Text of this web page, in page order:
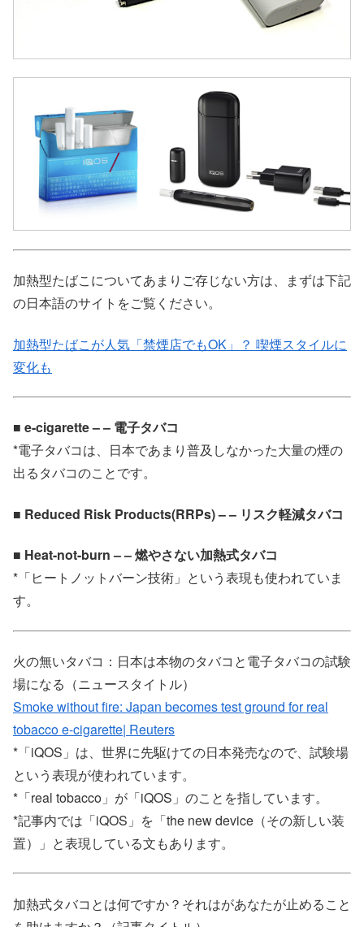
加熱型たばこについてあまりご存じない方は、まずは下記
の日本語のサイトをご覧ください。
加熱型たばこが人気「禁煙店でもOK」？ 喫煙スタイルに
変化も
■ e-cigarette – – 電子タバコ
*電子タバコは、日本であまり普及しなかった大量の煙の
出るタバコのことです。
■ Reduced Risk Products(RRPs) – – リスク軽減タバコ
■ Heat-not-burn – – 燃やさない加熱式タバコ
*「ヒートノットバーン技術」という表現も使われていま
す。
火の無いタバコ：日本は本物のタバコと電子タバコの試験
場になる（ニュースタイトル）
Smoke without fire: Japan becomes test ground for real
tobacco e-cigarette| Reuters
*「iQOS」は、世界に先駆けての日本発売なので、試験場
という表現が使われています。
*「real tobacco」が「iQOS」のことを指しています。
*記事内では「iQOS」を「the new device（その新しい装
置）」と表現している文もあります。
加熱式タバコとは何ですか？それはがあなたが止めること